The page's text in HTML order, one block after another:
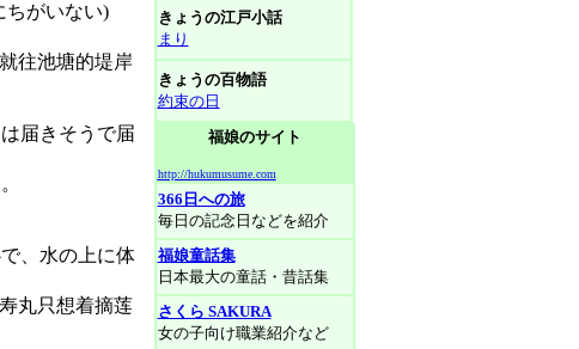
ちがいない)
往池塘的堤岸
届きそうで届
、水の上に体
丸只想着摘莲
きょうの江戸小話
まり
きょうの百物語
約束の日
福娘のサイト
http://hukumusume.com
366日への旅
毎日の記念日などを紹介
福娘童話集
日本最大の童話・昔話集
さくら SAKURA
女の子向け職業紹介など